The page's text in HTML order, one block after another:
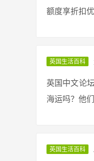
额度享折扣
英国生活百科
英国中文论
海运吗？他
英国生活百科